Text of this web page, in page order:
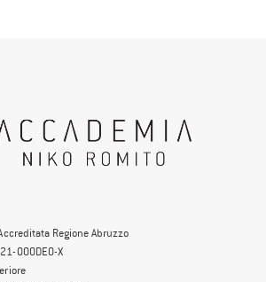
Regione Abruzzo
000DE0-X